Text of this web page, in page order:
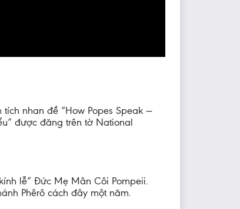
nhan đề “How Popes Speak —
được đăng trên tờ National
lễ” Đức Mẹ Mân Côi Pompeii.
Phêrô cách đây một năm.